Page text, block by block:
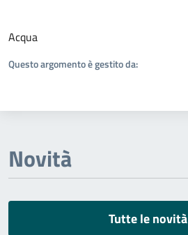
Acqua
Questo argomento è gestito da:
Novità
Tutte le novità